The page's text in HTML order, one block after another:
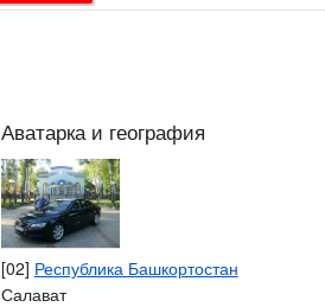
Аватарка и география
[02] Республика Башкортостан
Салават